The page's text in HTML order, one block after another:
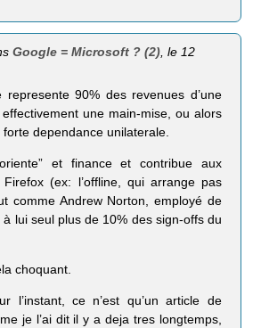
Google = Microsoft ? (2) , le 12
represente 90% des revenues d’une
effectivement une main-mise, ou alors
dependance unilaterale.
et finance et contribue aux
(ex: l’offline, qui arrange pas
comme Andrew Norton, employé de
lui seul plus de 10% des sign-offs du
choquant.
l’instant, ce n’est qu’un article de
je l’ai dit il y a deja tres longtemps,